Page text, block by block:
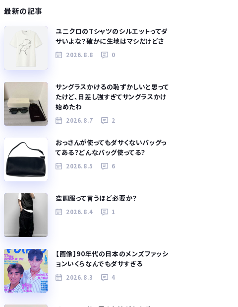
最新の記事
ユニクロのTシャツのシルエットってダ
サいよな？確かに生地はマシだけどさ
2026.8.8 0
サングラスかけるの恥ずかしいと思って
たけど、日差し強すぎてサングラスかけ
始めたわ
2026.8.7 2
おっさんが使ってもダサくないバッグっ
てある？どんなバッグ使ってる？
2026.8.5 6
空調服って言うほど必要か？
2026.8.4 1
【画像】90年代の日本のメンズファッシ
ョンいくらなんでもダサすぎる
2026.8.3 4